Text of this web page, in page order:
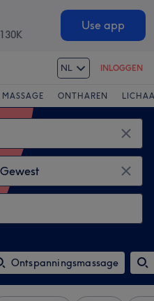
130K
Use app
NL INLOGGEN
MASSAGE ONTHAREN
Ontspanningsmassage